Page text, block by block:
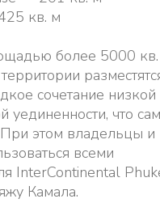
кв. м
более 5000 кв.
сочетание низкой
уединенности, что
этом владельцы и
всеми
InterContinental
Камала.